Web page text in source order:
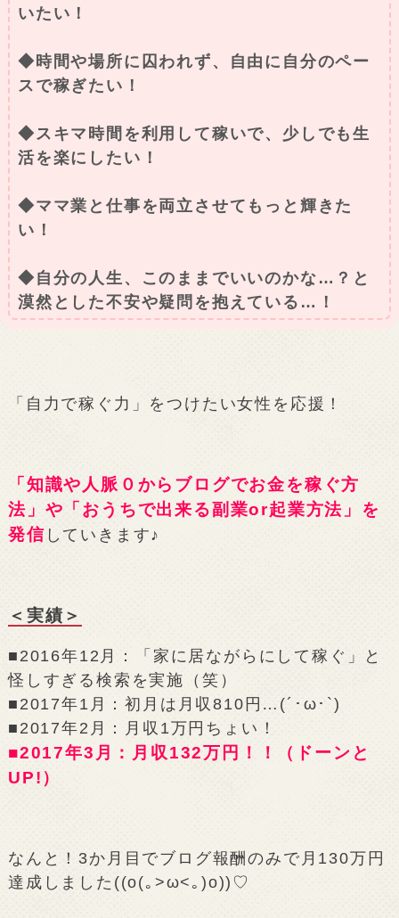
いたい！
◆時間や場所に囚われず、自由に自分のペー
スで稼ぎたい！
◆スキマ時間を利用して稼いで、少しでも生
活を楽にしたい！
◆ママ業と仕事を両立させてもっと輝きた
い！
◆自分の人生、このままでいいのかな…？と
漠然とした不安や疑問を抱えている…！
「自力で稼ぐ力」をつけたい女性を応援！
「知識や人脈０からブログでお金を稼ぐ方
法」や「おうちで出来る副業or起業方法」を
発信 していきます♪
＜実績＞
■2016年12月：「家に居ながらにして稼ぐ」と
怪しすぎる検索を実施（笑）
■2017年1月：初月は月収810円…(´･ω･`)
■2017年2月：月収1万円ちょい！
■2017年3月：月収132万円！！（ドーンと
UP!）
なんと！3か月目でブログ報酬のみで月130万円
達成しました((o(｡>ω<｡)o))♡